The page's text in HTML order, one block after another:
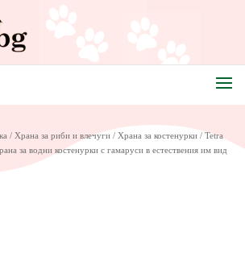
/ Храна за риби и влечуги/ Храна за костенурки/ Tetra
за водни костенурки с гамаруси в естествения им вид